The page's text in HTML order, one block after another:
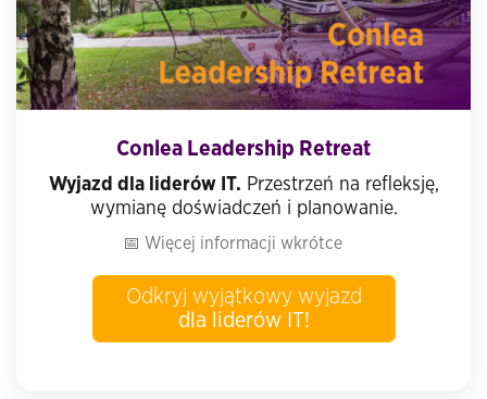
Conlea Leadership Retreat
Wyjazd dla liderów IT. Przestrzeń na refleksję,
wymianę doświadczeń i planowanie.
📅 Więcej informacji wkrótce
Odkryj wyjątkowy wyjazd
dla liderów IT!